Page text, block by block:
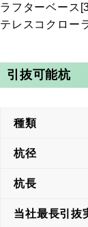
ラフターベース
テレスコクロー
引抜可能杭
種類
杭径
杭長
当社最長引抜